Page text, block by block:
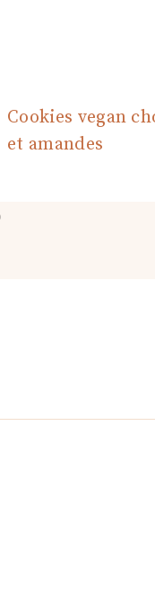
Cookies vegan
et amandes